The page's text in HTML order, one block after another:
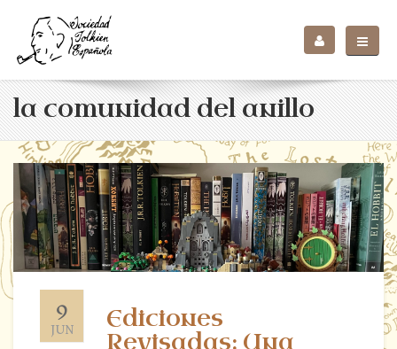
la comunidad del anillo
9
JUN
Ediciones
Revisadas: Una